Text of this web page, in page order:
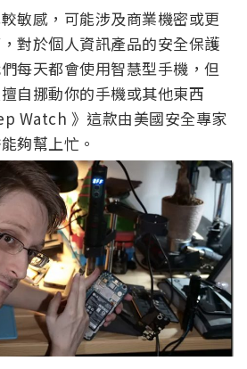
敏感，可能涉及商業機密或更
對於個人資訊產品的安全保護
每天都會使用智慧型手機，但
自挪動你的手機或其他東西
Watch 》這款由美國安全專家
夠幫上忙。